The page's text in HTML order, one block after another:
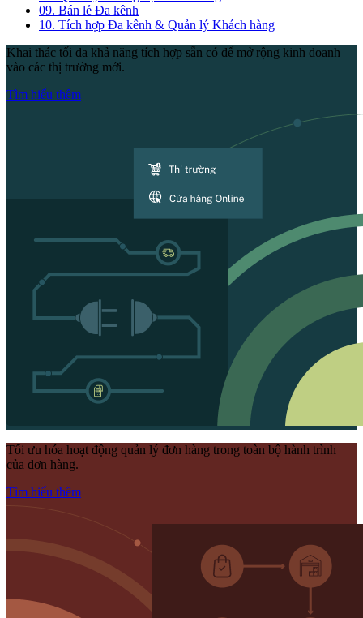
09. Bán lẻ Đa kênh
10. Tích hợp Đa kênh & Quản lý Khách hàng
Khai thác tối đa khả năng tích hợp sẵn có để mở rộng kinh doanh
vào các thị trường mới.
Tìm hiểu thêm
Tối ưu hóa hoạt động quản lý đơn hàng trong toàn bộ hành trình
của đơn hàng.
Tìm hiểu thêm